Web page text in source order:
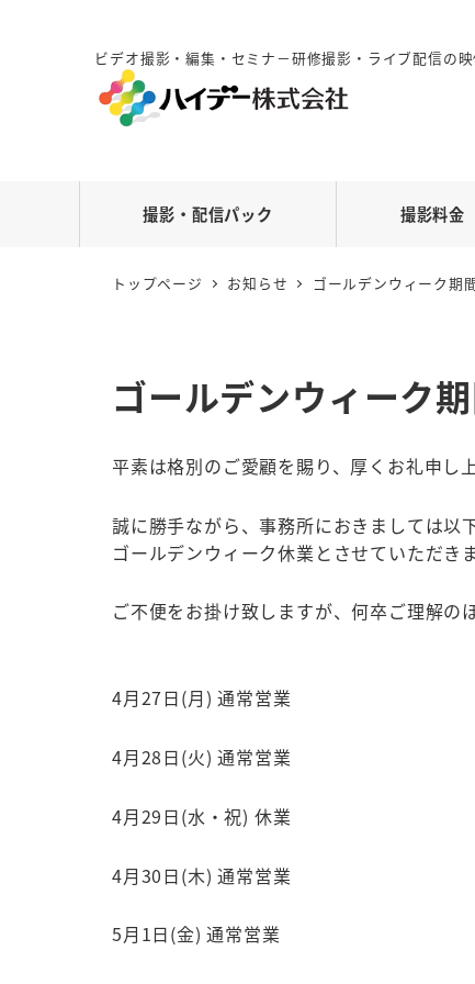
ビデオ撮影・編集・セミナ－研修撮影・ライブ配信の
撮影・配信パック 撮影料金
トップページ お知らせ ゴールデンウィーク期
ゴールデンウィーク
平素は格別のご愛顧を賜り、厚くお礼申し上
誠に勝手ながら、事務所におきましては以
ゴールデンウィーク休業とさせていただきま
ご不便をお掛け致しますが、何卒ご理解の
4月27日(月) 通常営業
4月28日(火) 通常営業
4月29日(水・祝) 休業
4月30日(木) 通常営業
5月1日(金) 通常営業